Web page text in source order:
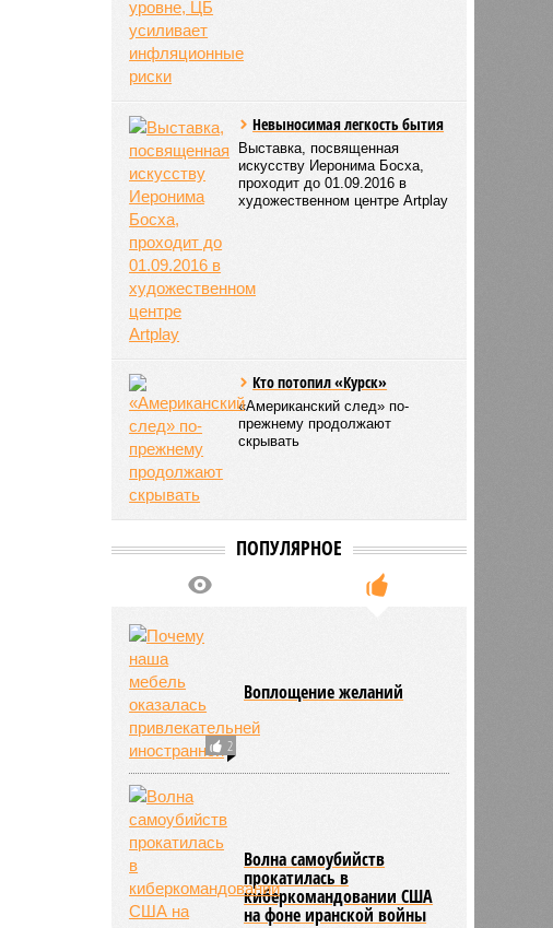
Невыносимая легкость бытия
Выставка, посвященная
искусству Иеронима Босха,
проходит до 01.09.2016 в
художественном центре Artplay
Кто потопил «Курск»
«Американский след» по-
прежнему продолжают
скрывать
ПОПУЛЯРНОЕ
2
Воплощение желаний
Волна самоубийств
прокатилась в
киберкомандовании США
на фоне иранской войны